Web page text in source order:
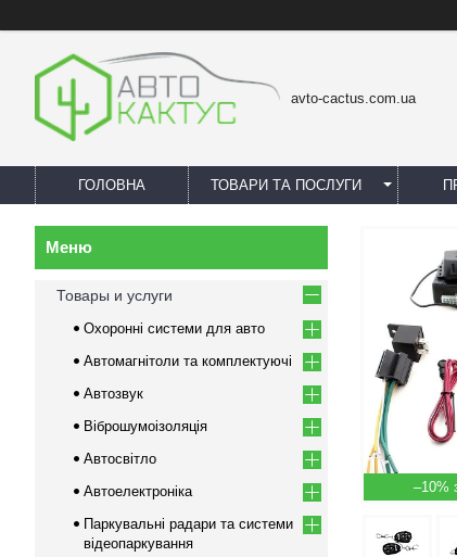
avto-cactus.com.ua
ГОЛОВНА ТОВАРИ ТА ПОСЛУГИ
–10%
Товары и услуги
Охоронні системи для авто
Автомагнітоли та комплектуючі
Автозвук
Віброшумоізоляція
Автосвітло
Автоелектроніка
Паркувальні радари та системи
відеопаркування